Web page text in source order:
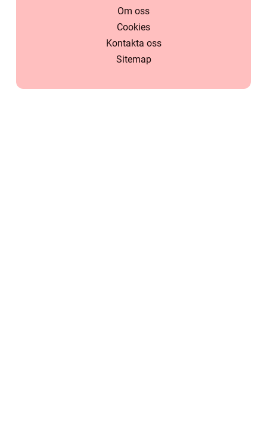
Om oss
Cookies
Kontakta oss
Sitemap